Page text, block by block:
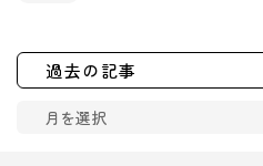
過去の記事